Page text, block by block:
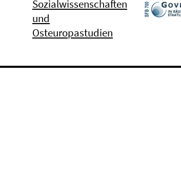
Sozialwissenschaften
und
Osteuropastudien